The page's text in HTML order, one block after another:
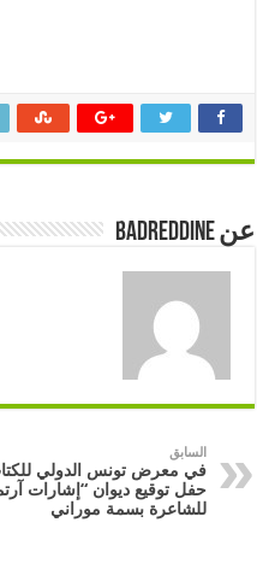
عن badreddine
السابق
في معرض تونس الدولي
حفل توقيع ديوان “إشارات
للشاعرة بسمة موراني